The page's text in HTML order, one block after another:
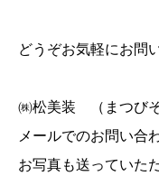
どうぞお気軽にお問
㈱松美装 （まつびそ
メールでのお問い合
お写真も送っていた